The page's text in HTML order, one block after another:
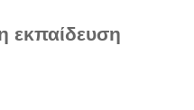
εκπαίδευση